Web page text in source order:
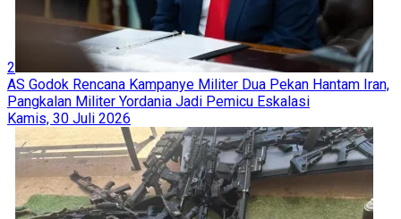
2
AS Godok Rencana Kampanye Militer Dua Pekan Hantam Iran,
Pangkalan Militer Yordania Jadi Pemicu Eskalasi
Kamis, 30 Juli 2026